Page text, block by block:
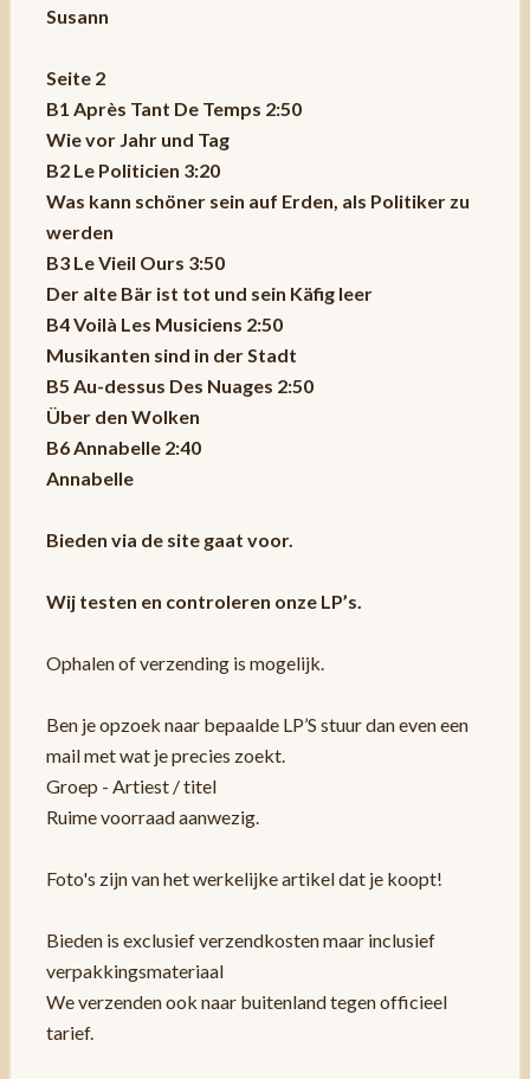
Susann
Seite 2
B1 Après Tant De Temps 2:50
Wie vor Jahr und Tag
B2 Le Politicien 3:20
Was kann schöner sein auf Erden, als Politiker zu
werden
B3 Le Vieil Ours 3:50
Der alte Bär ist tot und sein Käfig leer
B4 Voilà Les Musiciens 2:50
Musikanten sind in der Stadt
B5 Au-dessus Des Nuages 2:50
Über den Wolken
B6 Annabelle 2:40
Annabelle
Bieden via de site gaat voor.
Wij testen en controleren onze LP’s.
Ophalen of verzending is mogelijk.
Ben je opzoek naar bepaalde LP’S stuur dan even een
mail met wat je precies zoekt.
Groep - Artiest / titel
Ruime voorraad aanwezig.
Foto's zijn van het werkelijke artikel dat je koopt!
Bieden is exclusief verzendkosten maar inclusief
verpakkingsmateriaal
We verzenden ook naar buitenland tegen officieel
tarief.